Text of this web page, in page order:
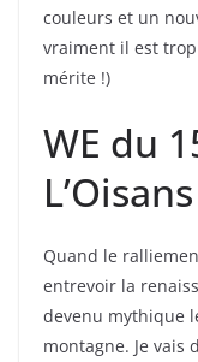
couleurs et un
vraiment il est
mérite !)
WE du
L’Oisans
Quand le
entrevoir la
devenu mythique
montagne. Je vais